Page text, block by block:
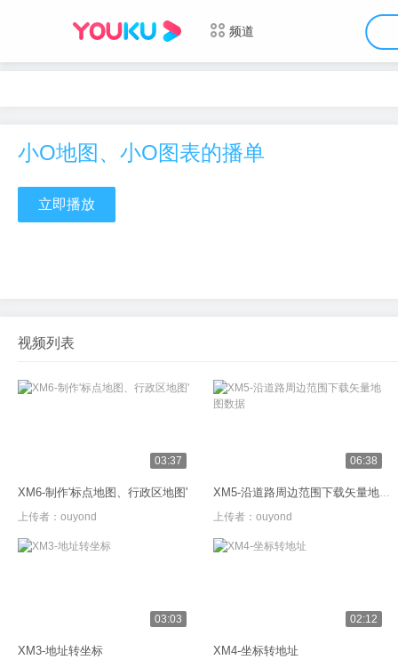
频道
小O地图、小O图表的播单
立即播放
视频列表
03:37
XM6-制作'标点地图、行政区地图'
上传者： ouyond
06:38
XM5-沿道路周边范围下载矢量地图数据
上传者： ouyond
03:03
XM3-地址转坐标
02:12
XM4-坐标转地址